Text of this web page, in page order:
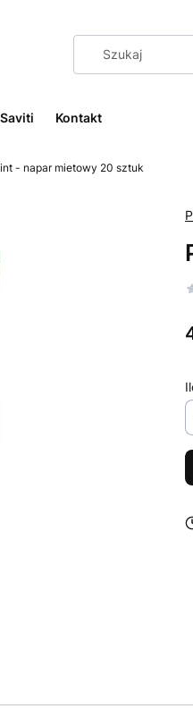
Saviti Kontakt
- napar mietowy 20 sztuk